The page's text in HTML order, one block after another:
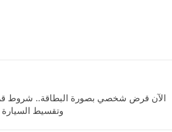
الآن قرض شخصي بصورة البطاقة.. شروط
وتقسيط